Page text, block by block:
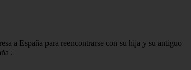
a España para reencontrarse con su hija y su antiguo
.